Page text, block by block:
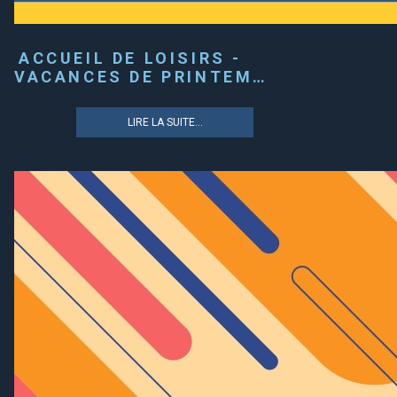
ACCUEIL DE LOISIRS -
VACANCES DE PRINTEM…
LIRE LA SUITE...